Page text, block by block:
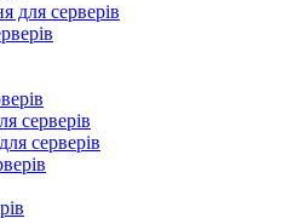
для серверів
серверів
серверів